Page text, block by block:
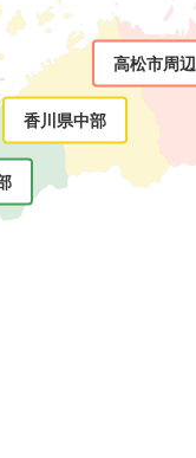
高松市周辺
香川県中部